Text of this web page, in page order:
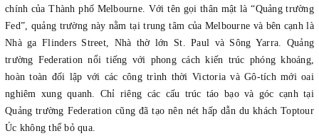
chính của Thành phố Melbourne. Với tên gọi thân mật là “Quảng trường
Fed”, quảng trường này nằm tại trung tâm của Melbourne và bên cạnh là
Nhà ga Flinders Street, Nhà thờ lớn St. Paul và Sông Yarra. Quảng
trường Federation nổi tiếng với phong cách kiến trúc phóng khoáng,
hoàn toàn đối lập với các công trình thời Victoria và Gô-tích mới oai
nghiêm xung quanh. Chỉ riêng các cấu trúc táo bạo và góc cạnh tại
Quảng trường Federation cũng đã tạo nên nét hấp dẫn du khách Toptour
Úc không thể bỏ qua.